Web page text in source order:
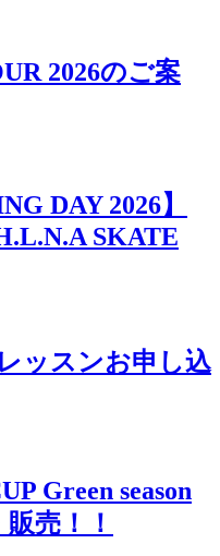
2026のご案
DAY 2026】
SKATE
ッスンお申し込
Green season
売！！